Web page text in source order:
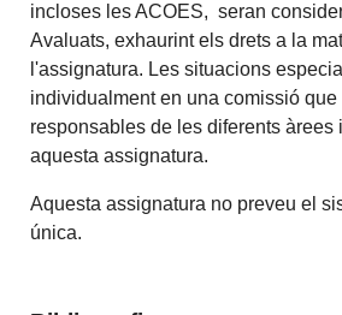
incloses les ACOES, seran
Avaluats, exhaurint els drets a la
l'assignatura. Les situacions
individualment en una comissió
responsables de les diferents àrees
aquesta assignatura.
Aquesta assignatura no preveu el
única.